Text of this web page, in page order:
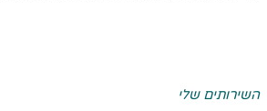
השירותים שלי